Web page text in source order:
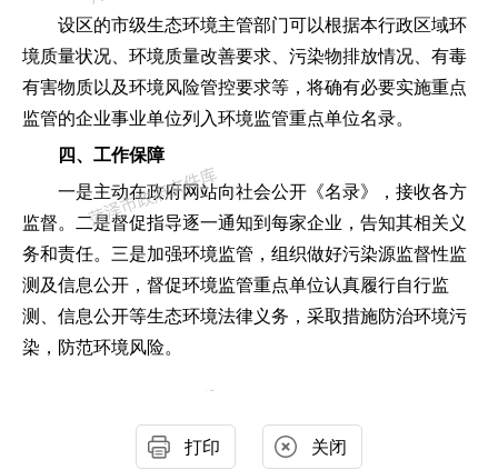
设区的市级生态环境主管部门可以根据本行政区域环
境质量状况、环境质量改善要求、污染物排放情况、有毒
有害物质以及环境风险管控要求等，将确有必要实施重点
监管的企业事业单位列入环境监管重点单位名录。
四、工作保障
一是主动在政府网站向社会公开《名录》，接收各方
监督。二是督促指导逐一通知到每家企业，告知其相关义
务和责任。三是加强环境监管，组织做好污染源监督性监
测及信息公开，督促环境监管重点单位认真履行自行监
测、信息公开等生态环境法律义务，采取措施防治环境污
染，防范环境风险。
打印 关闭